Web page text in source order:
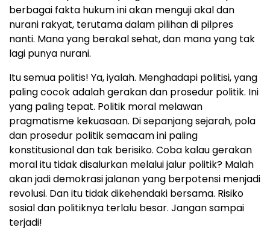
berbagai fakta hukum ini akan menguji akal dan
nurani rakyat, terutama dalam pilihan di pilpres
nanti. Mana yang berakal sehat, dan mana yang tak
lagi punya nurani.
Itu semua politis! Ya, iyalah. Menghadapi politisi, yang
paling cocok adalah gerakan dan prosedur politik. Ini
yang paling tepat. Politik moral melawan
pragmatisme kekuasaan. Di sepanjang sejarah, pola
dan prosedur politik semacam ini paling
konstitusional dan tak berisiko. Coba kalau gerakan
moral itu tidak disalurkan melalui jalur politik? Malah
akan jadi demokrasi jalanan yang berpotensi menjadi
revolusi. Dan itu tidak dikehendaki bersama. Risiko
sosial dan politiknya terlalu besar. Jangan sampai
terjadi!